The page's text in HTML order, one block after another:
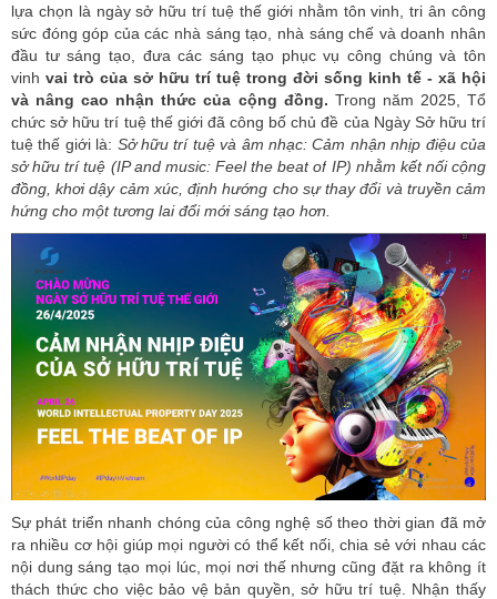
lựa chọn là ngày sở hữu trí tuệ thế giới nhằm tôn vinh, tri ân công
sức đóng góp của các nhà sáng tạo, nhà sáng chế và doanh nhân
đầu tư sáng tạo, đưa các sáng tạo phục vụ công chúng và tôn
vinh vai trò của sở hữu trí tuệ trong đời sống kinh tế - xã hội
và nâng cao nhận thức của cộng đồng. Trong năm 2025, Tổ
chức sở hữu trí tuệ thế giới đã công bố chủ đề của Ngày Sở hữu trí
tuệ thế giới là: Sở hữu trí tuệ và âm nhạc: Cảm nhận nhịp điệu của
sở hữu trí tuệ (IPand music: Feelthebeat of IP) nhằm kết nối cộng
đồng, khơi dậy cảm xúc, định hướng cho sự thay đổi và truyền cảm
hứng cho một tương lai đổi mới sáng tạo hơn.
Sự phát triển nhanh chóng của công nghệ số theo thời gian đã mở
ra nhiều cơ hội giúp mọi người có thể kết nối, chia sẻ với nhau các
nội dung sáng tạo mọi lúc, mọi nơi thế nhưng cũng đặt ra không ít
thách thức cho việc bảo vệ bản quyền, sở hữu trí tuệ. Nhận thấy